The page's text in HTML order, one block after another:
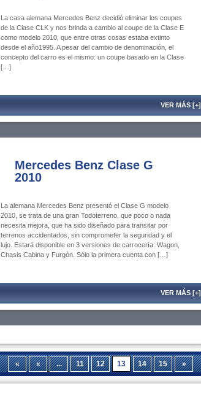
La casa alemana Mercedes Benz decidió eliminar los coupes
de la Clase CLK y nos brinda a cambio al coupe de la Clase E
como modelo 2010, que entre otras cosas estaba extinto
desde el año1995. A pesar del cambio de denominación, el
concepto del carro es el mismo: un coupe basado en la Clase
[…]
VER MÁS [+]
Mercedes Benz Clase G
2010
La alemana Mercedes Benz presentó el Clase G modelo
2010, se trata de una gran Todoterreno, que poco o nada
necesita mejora, que ha sido diseñado para transitar por
terrenos accidentados, sin comprometer la seguridad y el
lujo. Estará disponible en 3 versiones de carrocería: Wagon,
Chasis Cabina y Furgón. Sólo la primera cuenta con […]
VER MÁS [+]
« « ... 11 12 13 14 15 »